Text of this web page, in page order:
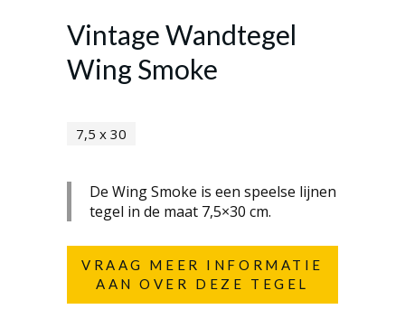
Vintage Wandtegel
Wing Smoke
7,5 x 30
De Wing Smoke is een speelse lijnen
tegel in de maat 7,5×30 cm.
VRAAG MEER INFORMATIE
AAN OVER DEZE TEGEL